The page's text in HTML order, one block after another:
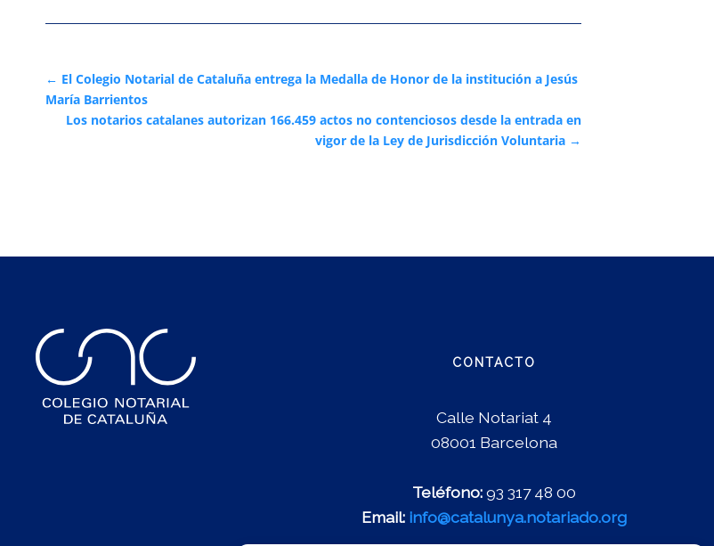
← El Colegio Notarial de Cataluña entrega la Medalla de Honor de la institución a Jesús
María Barrientos
Los notarios catalanes autorizan 166.459 actos no contenciosos desde la entrada en
vigor de la Ley de Jurisdicción Voluntaria→
CONTACTO
Calle Notariat 4
08001 Barcelona
Teléfono: 93 317 48 00
Email: info@catalunya.notariado.org